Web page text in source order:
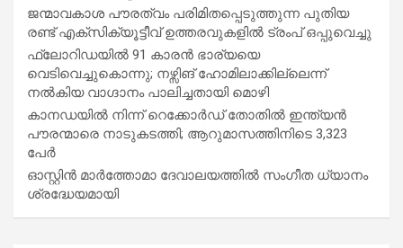
ജന്മാവകാശ പൗരത്വം പരിമിതപ്പെടുത്തുന്ന പുതിയ
രണ്ട് എക്സിക്യൂട്ടീവ് ഉത്തരവുകളിൽ ട്രംപ് ഒപ്പുവെച്ചു
ഫ്ലോറിഡയിൽ 91 കാരൻ ഭാര്യയെ
വെടിവെച്ചുകൊന്നു; നഴ്സിങ് ഹോമിലാക്കില്ലെന്ന്
നൽകിയ വാഗ്ദാനം പാലിച്ചതായി മൊഴി
കാനഡയിൽ നിന്ന് റെക്കോർഡ് തോതിൽ ഇന്ത്യൻ
പൗരന്മാരെ നാടുകടത്തി; ആറുമാസത്തിനിടെ 3,323
പേർ
ഓസ്റ്റിൻ മാർത്തോമാ ദേവാലയത്തിൽ സംഗീത ധ്യാനം
ശ്രദ്ധേയമായി